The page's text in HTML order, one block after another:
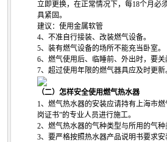
立即更换，在正常情况下，每18个月必
具紧固。
建议：使用金属软管
4、不准自行接装、改装燃气设备。
5、装有燃气设备的场所不能充当卧室。
6、燃气使用后、临睡前、外出时，要关
7、超过使用年限的燃气器具应及时更新
（二）怎样安全使用燃气热水器
1、 燃气热水器的安装应请持有上海市
岗证书”的专业人员进行施工。
2、 燃气热水器的气种类型与所用的气种
3、要严格按照热水器产品说明书要求安